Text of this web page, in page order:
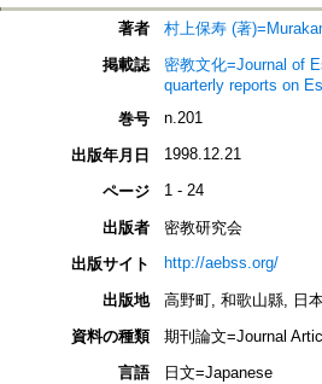
著者
村上保寿 (著
掲載誌
密教文化=Journal of
quarterly reports on
巻号
n.201
出版年月日 1998.12.21
ページ 1 - 24
出版者
密教研究会
出版サイト
http://aebss.org/
出版地
高野町, 和歌山縣, 日
資料の種類
期刊論文=Journal
言語
日文=Japanese